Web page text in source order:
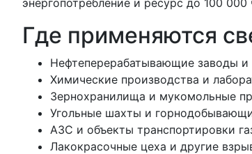
энергопотребление и ресурс до 100 000
Где применяются
Нефтеперерабатывающие заводы и
Химические производства и
Зернохранилища и мукомольные
Угольные шахты и
АЗС и объекты транспортировки
Лакокрасочные цеха и другие